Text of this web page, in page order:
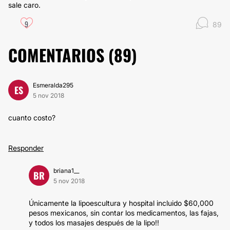
sale caro.
9 89
COMENTARIOS (89)
ES
Esmeralda295
5 nov 2018
cuanto costo?
Responder
BR
briana1__
5 nov 2018
Únicamente la lipoescultura y hospital incluido $60,000
pesos mexicanos, sin contar los medicamentos, las fajas,
y todos los masajes después de la lipo!!